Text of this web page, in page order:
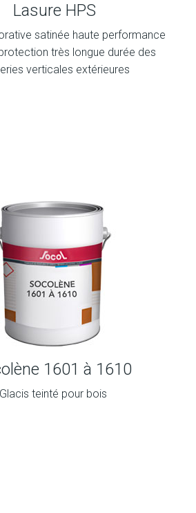
Lasure HPS
satinée haute performance
très longue durée des
verticales extérieures
1601 à 1610
Glacis teinté pour bois